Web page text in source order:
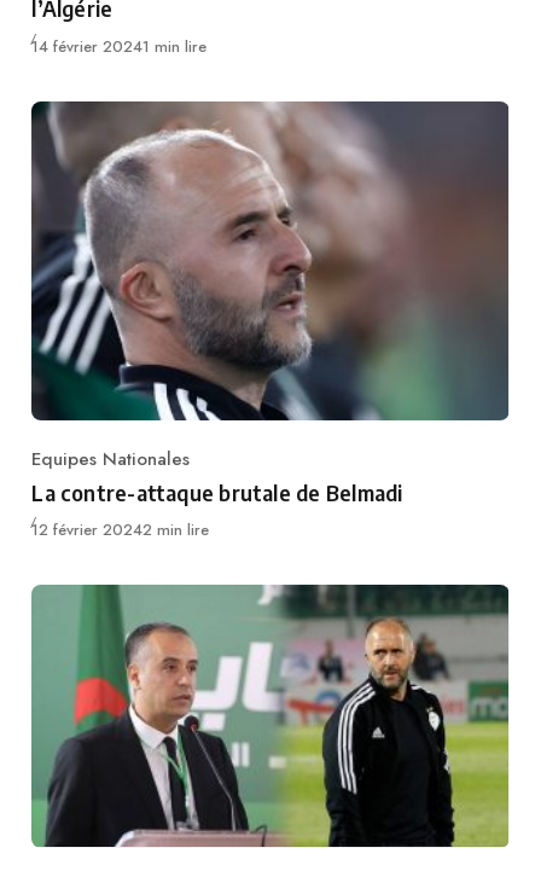
l’Algérie
Publié
14 février 20241 min lire
Category
Equipes Nationales
La contre-attaque brutale de Belmadi
Publié
12 février 20242 min lire